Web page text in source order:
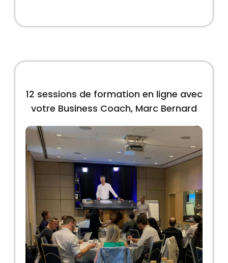
12 sessions de formation en ligne avec
votre Business Coach, Marc Bernard